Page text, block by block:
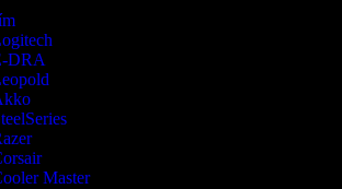
DRA
Master